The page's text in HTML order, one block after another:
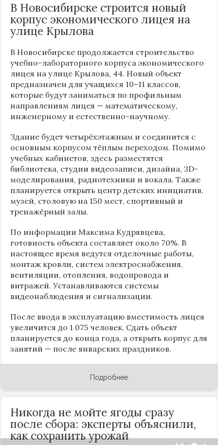
В Новосибирске строится новый
корпус экономического лицея на
улице Крылова
В Новосибирске продолжается строительство
учебно-лабораторного корпуса экономического
лицея на улице Крылова, 44. Новый объект
предназначен для учащихся 10–11 классов,
которые будут заниматься по профильным
направлениям лицея — математическому,
инженерному и естественно-научному.
Здание будет четырёхэтажным и соединится с
основным корпусом тёплым переходом. Помимо
учебных кабинетов, здесь разместятся
библиотека, студии видеозаписи, дизайна, 3D-
моделирования, радиотехники и вокала. Также
планируется открыть центр детских инициатив,
музей, столовую на 150 мест, спортивный и
тренажёрный залы.
По информации Максима Кудрявцева,
готовность объекта составляет около 70%. В
настоящее время ведутся отделочные работы,
монтаж кровли, систем электроснабжения,
вентиляции, отопления, водопровода и
витражей. Устанавливаются системы
видеонаблюдения и сигнализации.
После ввода в эксплуатацию вместимость лицея
увеличится до 1 075 человек. Сдать объект
планируется до конца года, а открыть корпус для
занятий — после январских праздников.
Подробнее
Никогда не мойте ягоды сразу
после сбора: эксперты объяснили,
как сохранить урожай